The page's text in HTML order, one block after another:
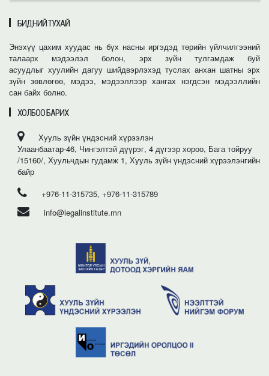
БИДНИЙ ТУХАЙ
Энэхүү цахим хуудас нь бүх насны иргэдэд төрийн үйлчилгээний
талаарх мэдээлэл болон, эрх зүйн тулгамдаж буй
асуудлыг хуулийн дагуу шийдвэрлэхэд туслах анхан шатны эрх
зүйн зөвлөгөө, мэдээ, мэдээллээр хангах нэгдсэн мэдээллийн
сан байх болно.
ХОЛБОО БАРИХ
Хууль зүйн үндэсний хүрээлэн
Улаанбаатар-46, Чингэлтэй дүүрэг, 4 дүгээр хороо, Бага тойруу
/15160/, Хуульчдын гудамж 1, Хууль зүйн үндэсний хүрээлэнгийн
байр
+976-11-315735, +976-11-315789
info@legalinstitute.mn